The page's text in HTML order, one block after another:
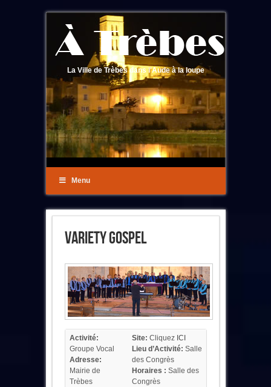
La Ville de Trèbes dans l'Aude à la loupe
Menu
Variety Gospel
Activité:
Groupe Vocal
Adresse:
Mairie de
Trèbes
Site: Cliquez ICI
Lieu d’Activité: Salle
des Congrès
Horaires : Salle des
Congrès